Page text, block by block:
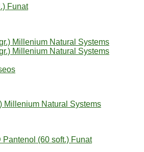
Funat
Millenium Natural Systems